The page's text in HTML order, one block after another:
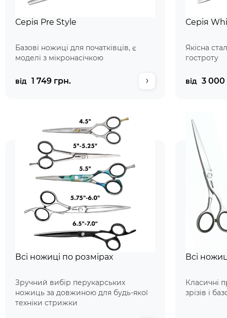
Серія Pre Style
Базові ножиці для початківців, є
моделі з мікронасічкою
від 1 749 грн.
Серія
Якісна
гостроту
від 3 000
Всі ножиці по розмірах
Зручний вибір перукарських
ножиць за довжиною для будь-якої
техніки стрижки
Всі
Класичні
зрізів і